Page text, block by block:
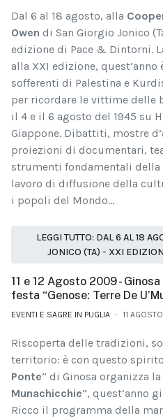
Dal 6 al 18 agosto, alla
Owen di San Giorgio Jonico
edizione di Pace & Dintorni.
alla XXI edizione,
sofferenti di Palestina e
per ricordare le vittime delle
il 4 e il 6 agosto del 1945 su
Giappone. Dibattiti, mostre
proiezioni di documentari,
strumenti fondamentali della
lavoro di diffusione della
i popoli del Mondo...
LEGGI TUTTO: DAL 6 AL 18
JONICO (TA) - XXI
11 e 12 Agosto 2009 -
festa “Genose: Terre De
EVENTI E SAGRE IN PUGLIA 11
Riscoperta delle tradizioni,
territorio: è con questo
Ponte” di Ginosa organizza la
Munachicchie”, quest’anno
Ricco il programma della